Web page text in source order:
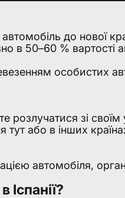
до нової
в 50–60 % вартості
особистих
розлучатися зі
тут або в інших
автомобіля,